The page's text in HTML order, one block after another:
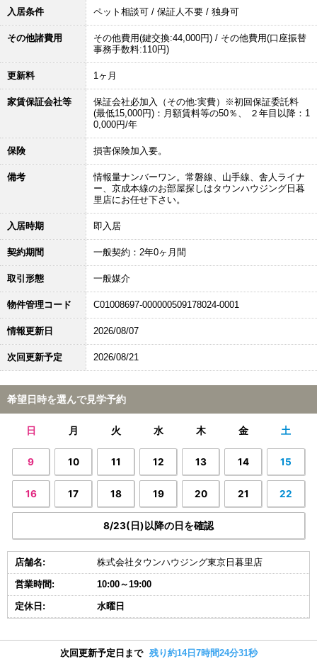
入居条件 ペット相談可 / 保証人不要 / 独身可
その他諸費用
その他費用(鍵交換:44,000円) / その他費用(口座振替
事務手数料:110円)
更新料 1ヶ月
家賃保証会社等
保証会社必加入（その他:実費）※初回保証委託料
(最低15,000円)：月額賃料等の50％、 ２年目以降：1
0,000円/年
保険 損害保険加入要。
備考
情報量ナンバーワン。常磐線、山手線、舎人ライナ
ー、京成本線のお部屋探しはタウンハウジング日暮
里店にお任せ下さい。
入居時期 即入居
契約期間 一般契約：2年0ヶ月間
取引形態 一般媒介
物件管理コード C01008697-000000509178024-0001
情報更新日 2026/08/07
次回更新予定 2026/08/21
希望日時を選んで見学予約
日 月 火 水 木 金 土
9 10 11 12 13 14 15
16 17 18 19 20 21 22
8/23(日)以降の日を確認
店舗名: 株式会社タウンハウジング東京日暮里店
営業時間: 10:00～19:00
定休日: 水曜日
次回更新予定日まで 残り約14日7時間24分30秒